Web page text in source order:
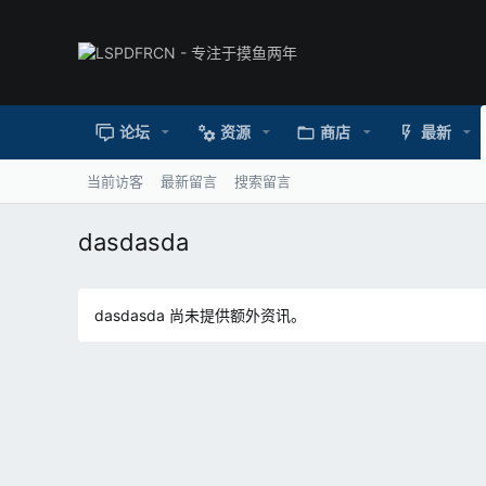
论坛 资源 商店 最新
当前访客 最新留言 搜索留言
dasdasda
dasdasda 尚未提供额外资讯。